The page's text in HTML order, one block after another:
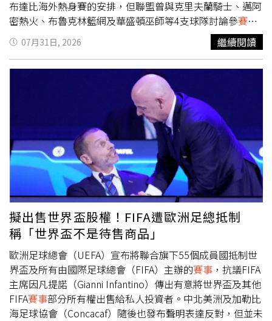
資訊與行銷內容、優化客服流程，以及自動化日常營運作
業。賣家亦將可獲得 ChatGPT for Business 試用資格、資
源導入、培訓課程及最佳案例分享，協助其更有信心地運用
AI。蝦皮購物母公司Sea攜手OpenAI舉辦「黑客松亞太區系
列賽」，台灣站將於2026年9月12日在台北國際會議中心
（TICC）登場。(圖片提供／蝦皮購物)OpenAI 國際業務主
管 Oliver Jay 表示：「開發者是推動 AI 應用落實於真實世
界的重要力量。台灣在 Codex 的採用與使用活躍度方面，
已躋身全球前十大市場，展現出台灣開發者的堅實實力與熱
情。此次與 Sea 攜手，首度將亞太區黑客松系列賽事帶到台
灣，我們期待與在地開發者社群建立更緊密的連結，為台灣
人才創造更多機會，運用 Codex 進行開發、彼此交流學
習，並打造解決真實世界挑戰的創新方案。我們很高興能支
持台灣新一代AI 開發者，並期待見證他們的創新成果。」本
次黑客松開放具備 AI 開發工具實作經驗的開發者報名參
與。參賽團隊將運用OpenAI Codex 進行開發，並接受
OpenAI 亞太區及 Sea技術團隊的專業指導。參賽團隊將透
過開發 AI 解決方案回應解決現實挑戰，晉級決賽的隊伍將
向由 Sea 與 OpenAI 的資深技術主管組成之評審團展示其創
新成果與應用構想。 本次賽事將由 OpenAI 提供總價值 5
萬美元（約新台幣 150 萬元）的 OpenAI API Credits，協助
得獎團隊持續進行產品開發與概念驗證；前五名團隊所有成
布達比海外熱身賽的安排，但聯盟曾與克里夫蘭騎士、邁阿
密熱火、布魯克林籃網及華盛頓巫師等4支球隊討論參賽事
宜。此外，NBA也曾研究首次將熱身賽移師卡達杜哈，其中
一項方案為兩支球隊在同一次中東行程中，分別於杜哈及阿
也未曾對外公布。儘管今年中東海外熱身賽遭取消，今年1
月NBA仍宣布延長與阿布達比文化暨觀光部的合作關係，消
息人士表示，未來仍會在阿布達比安排NBA熱身賽。至於卡
達方面，NBA也有意在未來重新評估舉辦 賽事的可能性，但
由於中東衝突尚未平息，目前沒有明確的時程。根據聯盟規
劃，2027年FIBA世界盃將於明年8月在杜哈舉行，NBA原本
也希望安排一場熱身賽作為賽前宣傳活動之一。另一方面，
國際賽車運動也受到區域局勢緊張的影響。世界一級方程式
賽車（Formula 1，F1）日前宣布，原先延期的巴林大獎賽
將改至馬來西亞舉辦，而卡達及阿布達比分站是否如期舉
行，目前仍待進一步決定。
07月31日, 2026 繼續閱讀
擬出售世界盃股權！FIFA遭歐洲足總抵制
稱「世界盃不是待售商品」
歐洲足球總會（UEFA）宣布將聯合旗下55個成員國抵制世
界盃及所有由國際足球總會（FIFA）主辦的賽事 ，抗議FIFA
主席因凡提諾（Gianni Infantino）傳出有意將世界盃及其他
FIFA賽事部分所有權出售給私人投資者。中北美洲及加勒比
海足球協會（Concacaf）隨後也發布聲明表達反對，但並未